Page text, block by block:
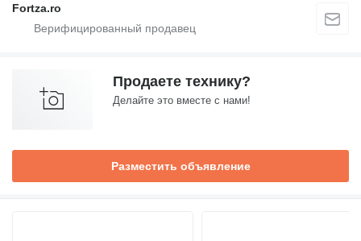
Fortza.ro
Продаете технику?
Делайте это вместе с нами!
Разместить объявление